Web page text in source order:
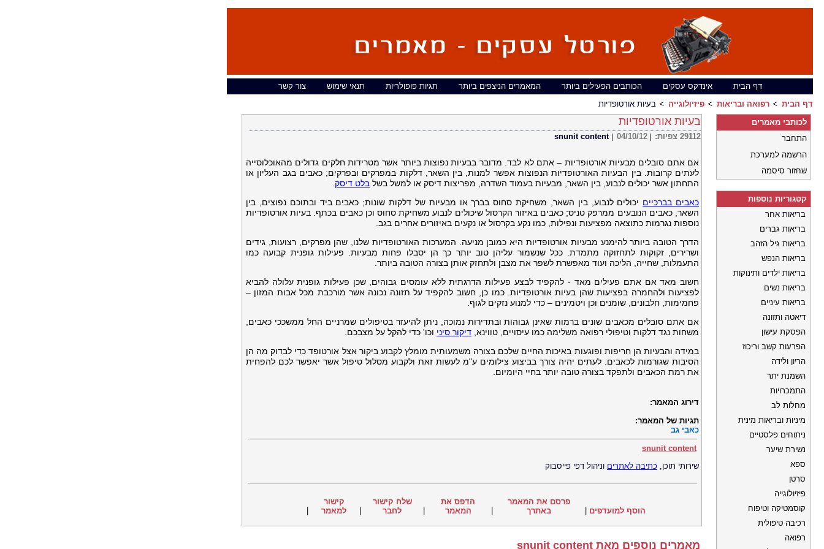
דף הבית אינדקס עסקים הכותבים הפעילים ביותר המאמרים הניצפים ביותר תגיות פופולריות תנאי שימוש
צור קשר
דף הבית
רפואה ובריאות פיזיולוגייה בעיות אורטופדיות
בעיות אורטופדיות
snunit content 04/10/12 צפיות: 29112
אם אתם סובלים מבעיות אורטופדיות – אתם לא לבד. מדובר בבעיות נפוצות ביותר אשר מטרידות חלקים גדולים מהאוכלוסייה
לעתים קרובות. בין הבעיות האורטופדיות הנפוצות אפשר למנות, בין השאר, דלקות במפרקים ובפרקים; כאבים בגב העליון או
התחתון אשר יכולים לנבוע, בין השאר, מבעיות בעמוד השדרה, מפריצות דיסק או למשל בשל בלט דיסק
כאבים בברכיים יכולים לנבוע, בין השאר, משחיקת סחוס בברך או מבעיות של דלקות שונות; כאבים ביד ובתוכם נפוצים, בין
השאר, כאבים הנובעים ממרפק טניס; כאבים באיזור הקרסול שיכולים לנבוע משחיקת סחוס וכן כאבים בכתף. בעיות אורטופדיות
נוספות נגרמות כתוצאה מפציעות ונפילות, כמו נקע בקרסול או נקעים באיזורים אחרים בגב.
הדרך הטובה ביותר להימנע מבעיות אורטופדיות היא כמובן מניעה. המערכות האורטופדיות שלנו, שהן מפרקים, רצועות, גידים
ושרירים, זקוקות לתחזוקה מתמדת. ככל שנשמור עליהן טוב יותר כך הן יסבלו פחות מבעיות. פעילות גופנית קבועה כמו
התעמלות, שחייה, הליכה ועוד מאפשרת לשפר את מצבן ולתחזק אותן בצורה הטובה ביותר.
חשוב מאד אם אתם פעילים מאד - להקפיד לבצע פעילות הדרגתית ללא עומסים גבוהים, שכן פעילות גופנית עלולה להביא
לפציעות ולהחמרה בפציעות שהן בעיות אורטופדיות. כמו כן, חשוב להקפיד על תזונה נכונה אשר מורכבת מכל אבות המזון –
פחמימות, חלבונים, שומנים וכן ויטמינים – כדי למנוע נזקים לגוף.
אם אתם סובלים מכאבים שונים ברמות שאינן גבוהות ובתדירות נמוכה, ניתן להיעזר בטיפולים שמרניים החל ממשככי כאבים,
משחות נגד דלקות וטיפולי רפואה משלימה כמו עיסויים, טווינא, דיקור סיני וכו' כדי להקל על מצבכם.
במידה והבעיות הן חריפות ופוגעות באיכות החיים שלכם בצורה משמעותית מומלץ לקבוע ביקור אצל אורטופד כדי לבדוק מה הן
הסיבות שגורמות לכאבים. לעתים יהיה צורך בביצוע צילומים ע"מ לעשות זאת ולקבוע מסלול טיפול אשר יאפשר לכם להפחית
את רמת הכאבים ולתפקד בצורה טובה יותר בחיי היומיום.
דירוג המאמר:
תגיות של המאמר:
כאבי גב
snunit content
שירותי תוכן, כתיבה לאתרים וניהול דפי פייסבוק
הוסף למועדפים
פרסם את המאמר
באתרך
הדפס את
המאמר
שלח קישור
לחבר
קישור
למאמר
מאמרים נוספים מאת snunit content
לכותבי מאמרים
התחבר
הרשמה למערכת
שחזור סיסמה
קטגוריות נוספות
בריאות אחר
בריאות גברים
בריאות גיל הזהב
בריאות הנפש
בריאות ילדים ותינוקות
בריאות נשים
בריאות עיניים
דיאטה ותזונה
הפסקת עישון
הפרעות קשב וריכוז
הריון ולידה
השמנת יתר
התמכרויות
מחלות לב
מיניות ובריאות מינית
ניתוחים פלסטיים
נשירת שיער
ספא
סרטן
פיזיולוגייה
קוסמטיקה וטיפוח
רכיבה טיפולית
רפואה